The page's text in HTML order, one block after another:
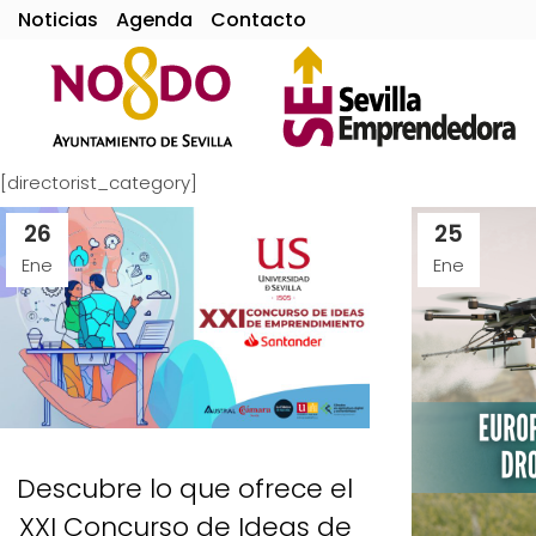
Noticias Agenda Contacto
[directorist_category]
26
Ene
Descubre lo que ofrece el
XXI Concurso de Ideas de
25
Ene